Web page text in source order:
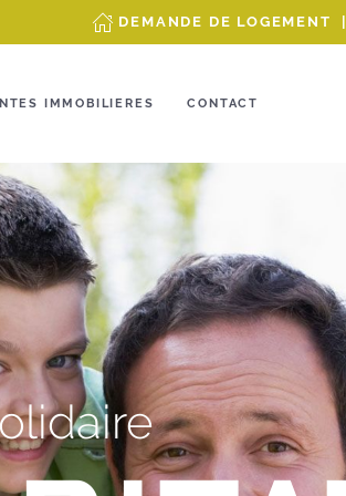
DEMANDE DE LOGEMENT
IMMOBILIERES CONTACT